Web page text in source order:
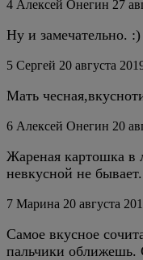
4 Алексей Онегин 27
Ну и замечательно. :)
5 Сeргeй 20 августа
Мать
6 Алексей Онегин 20
Жареная картошка в
невкусной не
7 Марина 20 августа
Самое вкусное
пальчики оближешь.